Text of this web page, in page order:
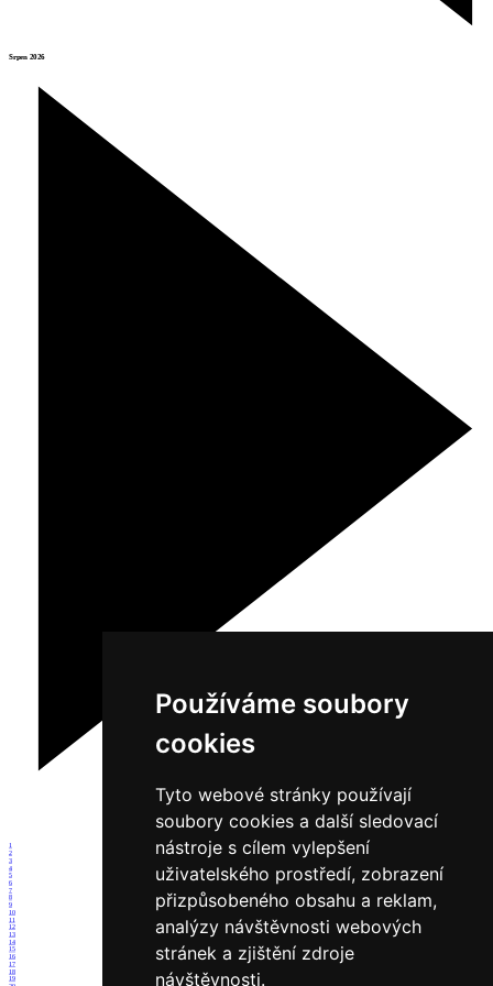
Používáme soubory
cookies
Tyto webové stránky používají
soubory cookies a další sledovací
nástroje s cílem vylepšení
uživatelského prostředí, zobrazení
přizpůsobeného obsahu a reklam,
analýzy návštěvnosti webových
stránek a zjištění zdroje
návštěvnosti.
Srpen 2026
1
2
3
4
5
6
7
8
9
10
11
12
13
14
15
16
17
18
19